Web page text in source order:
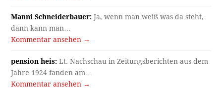
Manni Schneiderbauer: Ja, wenn man weiß was da steht,
dann kann man…
Kommentar ansehen →
pension heis: Lt. Nachschau in Zeitungsberichten aus dem
Jahre 1924 fanden am…
Kommentar ansehen →